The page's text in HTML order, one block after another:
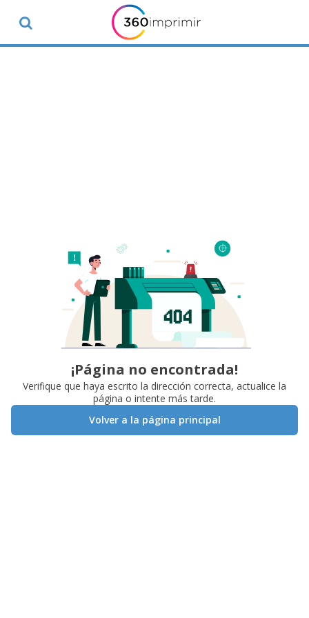
¡Página no encontrada!
Verifique que haya escrito la dirección correcta, actualice la
página o intente más tarde.